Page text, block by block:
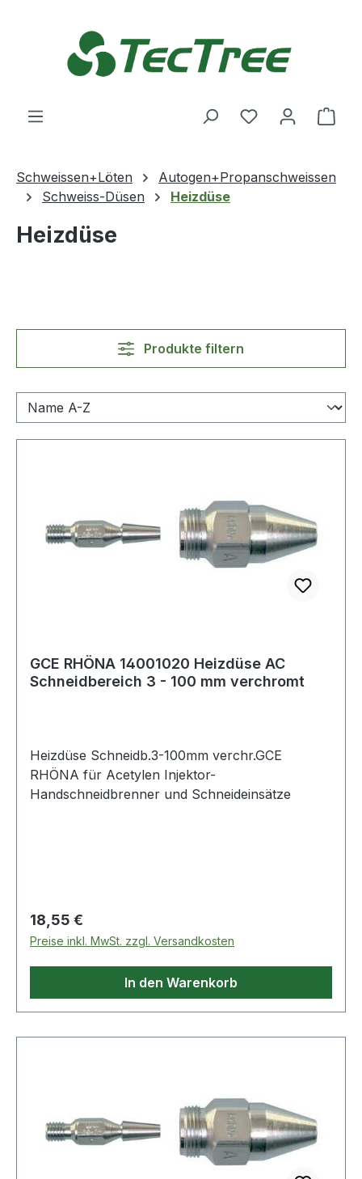
Du hast 0
Schweissen+Löten
Autogen+Propanschweissen
Schweiss-Düsen
Heizdüse
Heizdüse
Produkte filtern
GCE RHÖNA 14001020 Heizdüse AC
Schneidbereich 3 - 100 mm verchromt
Heizdüse Schneidb.3-100mm verchr.GCE
RHÖNA für Acetylen Injektor-
Handschneidbrenner und Schneideinsätze
Regulärer Preis:
18,55 €
Preise inkl. MwSt. zzgl. Versandkosten
In den Warenkorb